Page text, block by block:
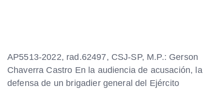
AP5513-2022, rad.62497, CSJ-SP, M.P.: Gerson
Chaverra Castro En la audiencia de acusación, la
defensa de un brigadier general del Ejército